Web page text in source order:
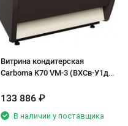
Витрина кондитерская
Carboma K70 VM-3 (ВХСв-У1д)
133 886 ₽
В наличии у поставщика